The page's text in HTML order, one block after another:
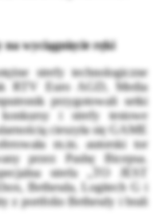
wyciągnięcie ręki
strefy technologiczne
RTV Euro AGD, Media
przygotowali setki
i strefy testowe
cieszyła się GAME
m.in. autorski tor
przez Pashę Bicepsa.
strefa „TO JEST
Bethesda, Logitech G i
z portfolio Bethesdy i brali